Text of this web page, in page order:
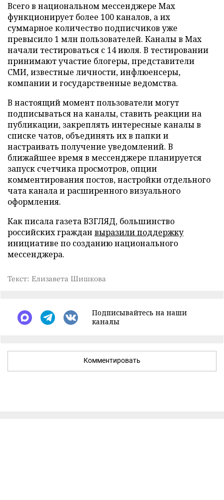
Всего в национальном мессенджере Мах
функционирует более 100 каналов, а их
суммарное количество подписчиков уже
превысило 1 млн пользователей. Каналы в Мах
начали тестироваться с 14 июля. В тестировании
принимают участие блогеры, представители
СМИ, известные личности, инфлюенсеры,
компании и государственные ведомства.
В настоящий момент пользователи могут
подписываться на каналы, ставить реакции на
публикации, закреплять интересные каналы в
списке чатов, объединять их в папки и
настраивать получение уведомлений. В
ближайшее время в мессенджере планируется
запуск счетчика просмотров, опции
комментирования постов, настройки отдельного
чата канала и расширенного визуального
оформления.
Как писала газета ВЗГЛЯД, большинство
российских граждан выразили поддержку
инициативе по созданию национального
мессенджера.
Текст: Елизавета Шишкова
Подписывайтесь на наши
каналы
Комментировать